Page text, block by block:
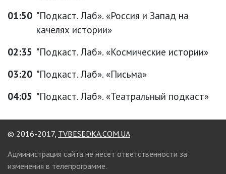
01:50 "Подкаст. Лаб». «Россия и Запад на
качелях истории»
02:35 "Подкаст. Лаб». «Космические истории»
03:20 "Подкаст. Лаб». «Письма»
04:05 "Подкаст. Лаб». «Театральный подкаст»
© 2016-2017, TVBESEDKA.COM.UA
Администрация сайта не несет ответственности за
изменения в телепрограмме.